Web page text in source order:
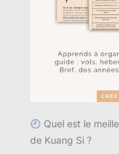
Quel est le
de Kuang Si ?